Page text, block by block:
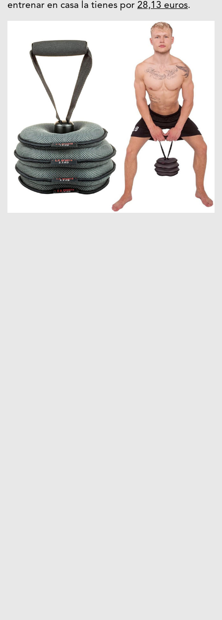
entrenar en casa la tienes por 28,13 euros.